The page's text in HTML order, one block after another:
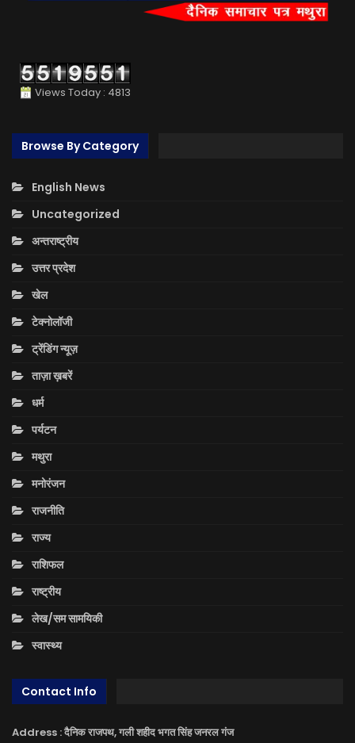
Views Today : 4813
Browse By Category
English News
Uncategorized
अन्तराष्ट्रीय
उत्तर प्रदेश
खेल
टेक्नोलॉजी
ट्रेंडिंग न्यूज़
ताज़ा ख़बरें
धर्म
पर्यटन
मथुरा
मनोरंजन
राजनीति
राज्य
राशिफल
राष्ट्रीय
लेख/सम सामयिकी
स्वास्थ्य
Contact Info
Address : दैनिक राजपथ, गली शहीद भगत सिंह जनरल गंज